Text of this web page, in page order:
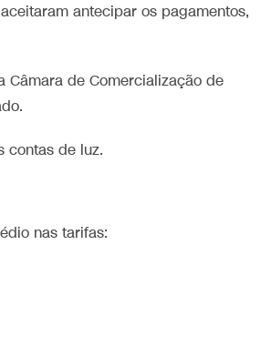
antecipar os pagamentos,
Câmara de Comercialização de
contas de luz.
nas tarifas: